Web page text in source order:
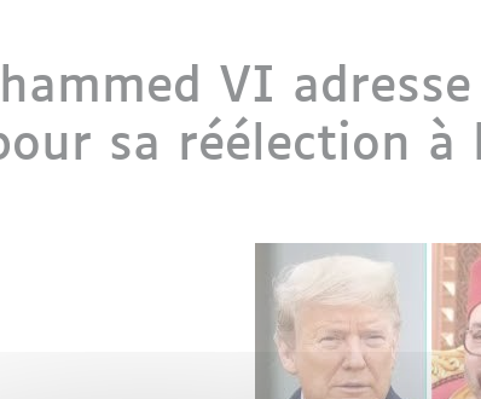
VI
sa réélection à